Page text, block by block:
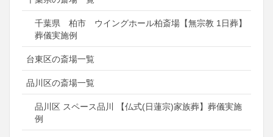
千葉県 柏市 ウイングホール柏斎場【無宗教 1日葬】
葬儀実施例
台東区の斎場一覧
品川区の斎場一覧
品川区 スペース品川 【仏式(日蓮宗)家族葬】葬儀実施
例